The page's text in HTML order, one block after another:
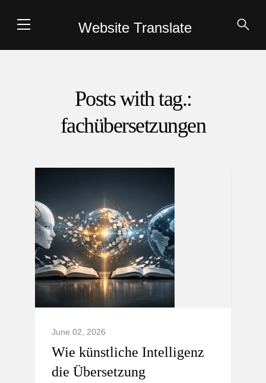
Website Translate
Posts with tag.:
fachübersetzungen
June 02, 2026
Wie künstliche Intelligenz
die Übersetzung